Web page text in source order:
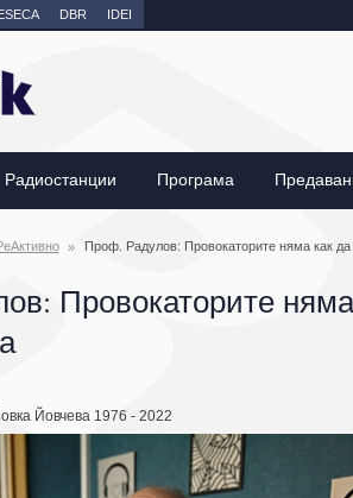
DBR IDEI
Радиостанции Програма
Провокаторите
Проф. Радулов: Провокаторите няма как
Йовчева 1976 - 2022